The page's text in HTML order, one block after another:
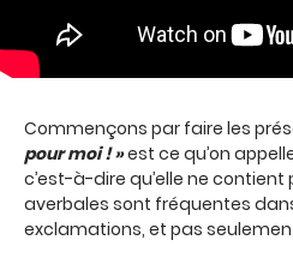
Commençons par faire les
pour moi ! »est ce qu’on
c’est-à-dire qu’elle ne contient
averbales sont fréquentes
exclamations, et pas